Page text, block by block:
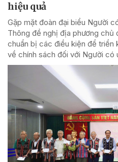
hiệu quả
Gặp mặt đoàn đại biểu Người
Thông đề nghị địa phương chủ
chuẩn bị các điều kiện để triển
về chính sách đối với Người có